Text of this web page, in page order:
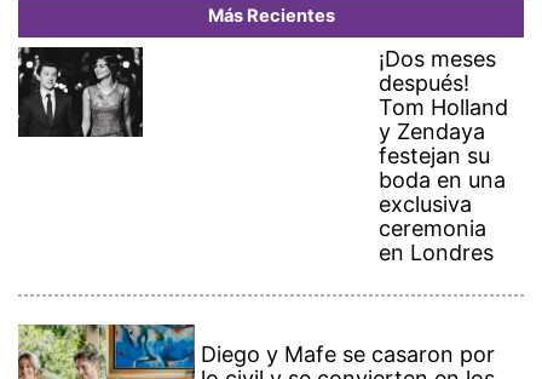
Más Recientes
¡Dos meses
después!
Tom Holland
y Zendaya
festejan su
boda en una
exclusiva
ceremonia
en Londres
Diego y Mafe se casaron por